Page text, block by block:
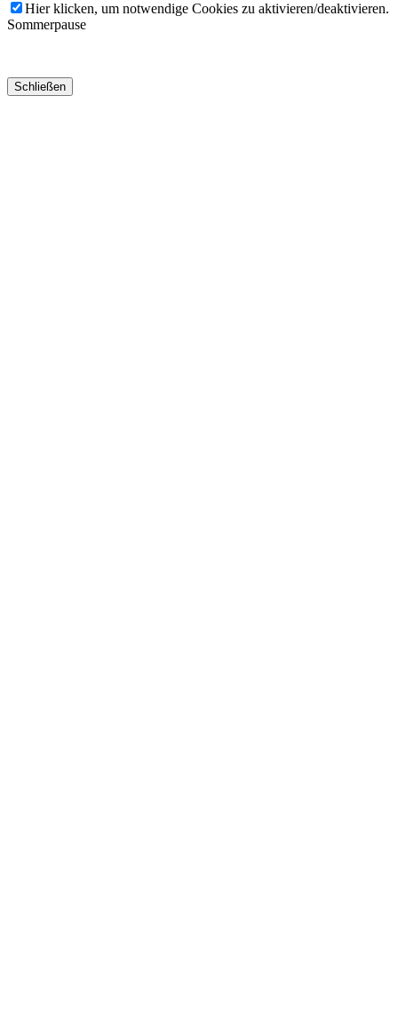
Hier klicken, um notwendige Cookies zu aktivieren/deaktivieren.
Sommerpause
Schließen